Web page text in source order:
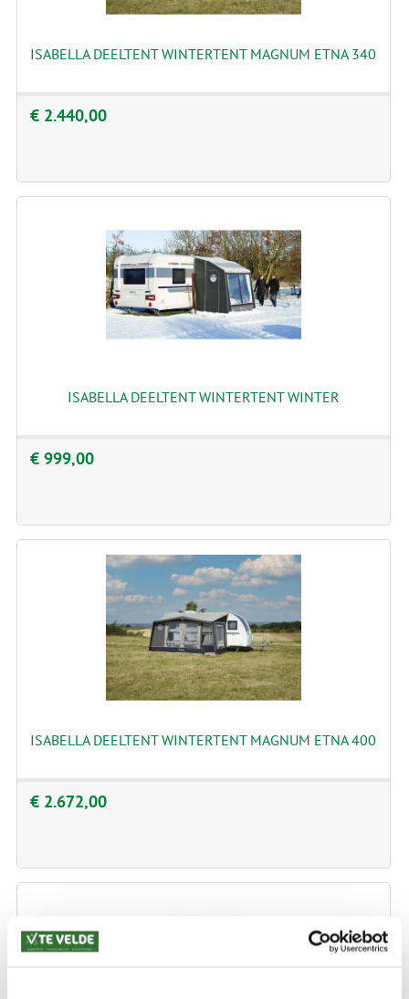
ISABELLA DEELTENT WINTERTENT MAGNUM ETNA 340
€ 2.440,00
ISABELLA DEELTENT WINTERTENT WINTER
€ 999,00
ISABELLA DEELTENT WINTERTENT MAGNUM ETNA 400
€ 2.672,00